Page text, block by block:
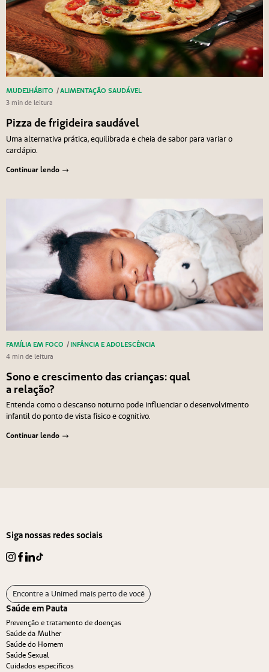
MUDE1HÁBITO /ALIMENTAÇÃO SAUDÁVEL
3 min de leitura
Pizza de frigideira saudável
Uma alternativa prática, equilibrada e cheia de sabor para variar o
cardápio.
Continuar lendo
FAMÍLIA EM FOCO / INFÂNCIA E ADOLESCÊNCIA
4 min de leitura
Sono e crescimento das crianças: qual
a relação?
Entenda como o descanso noturno pode influenciar o desenvolvimento
infantil do ponto de vista físico e cognitivo.
Continuar lendo
Siga nossas redes sociais
Encontre a Unimed mais perto de você
Saúde em Pauta
Prevenção e tratamento de doenças
Saúde da Mulher
Saúde do Homem
Saúde Sexual
Cuidados específicos